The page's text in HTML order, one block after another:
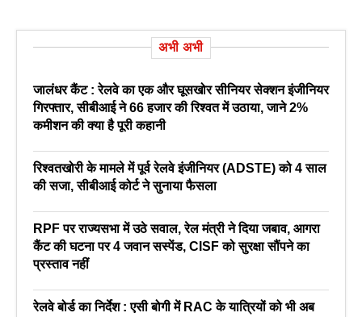
अभी अभी
जालंधर कैंट : रेलवे का एक और घूसखोर सीनियर सेक्शन इंजीनियर
गिरफ्तार, सीबीआई ने 66 हजार की रिश्वत में उठाया, जाने 2%
कमीशन की क्या है पूरी कहानी
रिश्वतखोरी के मामले में पूर्व रेलवे इंजीनियर (ADSTE) को 4 साल
की सजा, सीबीआई कोर्ट ने सुनाया फैसला
RPF पर राज्यसभा में उठे सवाल, रेल मंत्री ने दिया जबाव, आगरा
कैंट की घटना पर 4 जवान सस्पेंड, CISF को सुरक्षा सौंपने का
प्रस्ताव नहीं
रेलवे बोर्ड का निर्देश : एसी बोगी में RAC के यात्रियों को भी अब